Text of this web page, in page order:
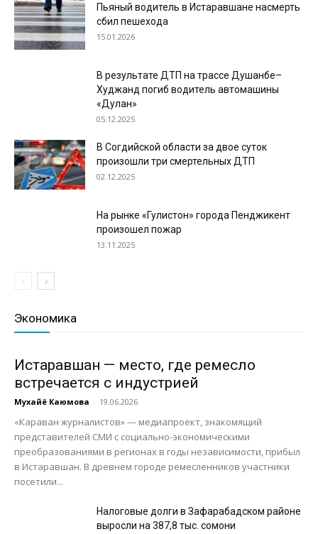
Пьяный водитель в Истаравшане насмерть
сбил пешехода
15.01.2026
В результате ДТП на трассе Душанбе–
Худжанд погиб водитель автомашины
«Дулан»
05.12.2025
В Согдийской области за двое суток
произошли три смертельных ДТП
02.12.2025
На рынке «Гулистон» города Пенджикент
произошел пожар
13.11.2025
Экономика
Истаравшан — место, где ремесло
встречается с индустрией
Мухайё Каюмова - 19.06.2026
«Караван журналистов» — медиапроект, знакомящий
представителей СМИ с социально-экономическими
преобразованиями в регионах в годы независимости, прибыл
в Истаравшан. В древнем городе ремесленников участники
посетили...
Налоговые долги в Зафарабадском районе
выросли на 387,8 тыс. сомони